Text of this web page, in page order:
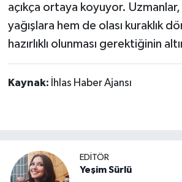
açıkça ortaya koyuyor. Uzmanlar,
yağışlara hem de olası kuraklık
hazırlıklı olunması gerektiğinin
Kaynak: İhlas Haber Ajansı
EDİTÖR
Yeşim Sürlü